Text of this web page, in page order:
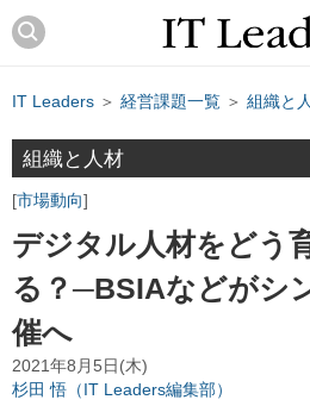
IT Leaders ＞ 経営課題一覧 ＞ 組織と
組織と人材
市場動向
デジタル人材をどう
る？─BSIAなどがシ
催へ
2021年8月5日(木)
杉田 悟（IT Leaders編集部）